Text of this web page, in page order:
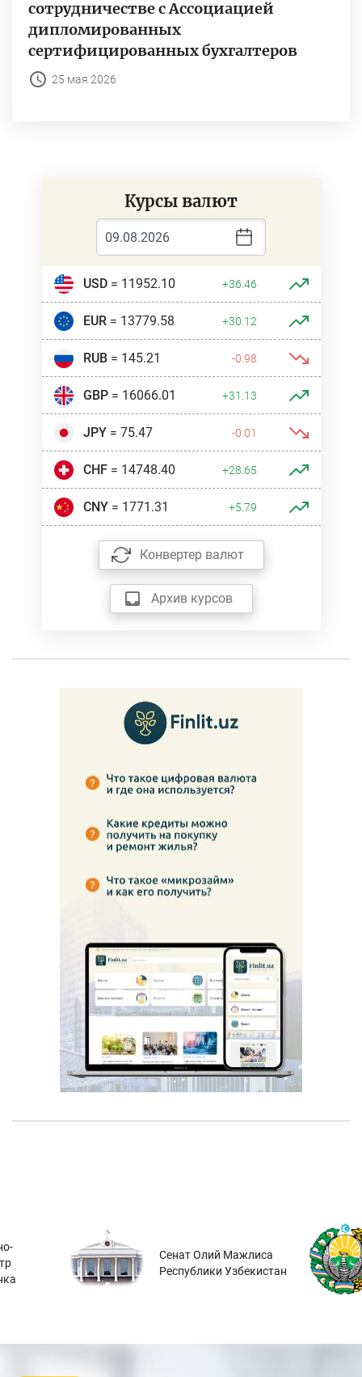
сотрудничестве с Ассоциацией
дипломированных
сертифицированных бухгалтеров
25 мая 2026
Курсы валют
USD= 11952.10 +36.46
EUR= 13779.58 +30.12
RUB= 145.21 -0.98
GBP= 16066.01 +31.13
JPY= 75.47 -0.01
CHF= 14748.40 +28.65
CNY= 1771.31 +5.79
Конвертер валют
Архив курсов
Сенат Олий Мажлиса
Республики Узбекистан